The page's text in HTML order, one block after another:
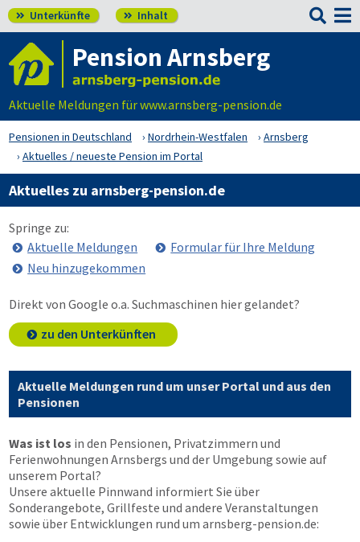
 Unterkünfte  Inhalt 
Pension Arnsberg
Aktuelle Meldungen für www.arnsberg-pension.de
Pensionen in Deutschland Nordrhein-Westfalen
Arnsberg
Aktuelles / neueste Pension im Portal
Aktuelles zu arnsberg-pension.de
Springe zu:
Aktuelle Meldungen
Formular für Ihre Meldung
Neu hinzugekommen
Direkt von Google o.a. Suchmaschinen hier gelandet?
zu den Unterkünften
Aktuelle Meldungen rund um unser Portal und aus den
Pensionen
Was ist los in den Pensionen, Privatzimmern und
Ferienwohnungen Arnsbergs und der Umgebung sowie auf
unserem Portal?
Unsere aktuelle Pinnwand informiert Sie über
Sonderangebote, Grillfeste und andere Veranstaltungen
sowie über Entwicklungen rund um arnsberg-pension.de: